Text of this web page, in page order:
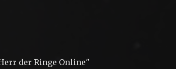
der Ringe Online"